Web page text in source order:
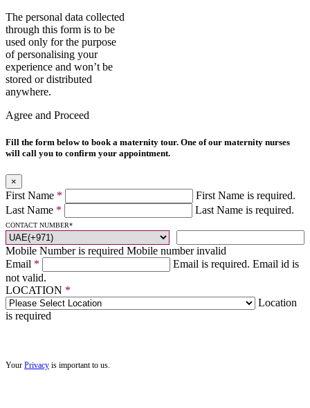
The personal data collected
through this form is to be
used only for the purpose
of personalising your
experience and won’t be
stored or distributed
anywhere.
Agree and Proceed
Fill the form below to book a maternity tour. One of our maternity nurses
will call you to confirm your appointment.
×
First Name *
First Name is required.
Last Name * Last Name is required.
CONTACT NUMBER*
Mobile Number is required Mobile number invalid
Email * Email is required. Email id is
not valid.
LOCATION *
Location
is required
Your Privacy is important to us.